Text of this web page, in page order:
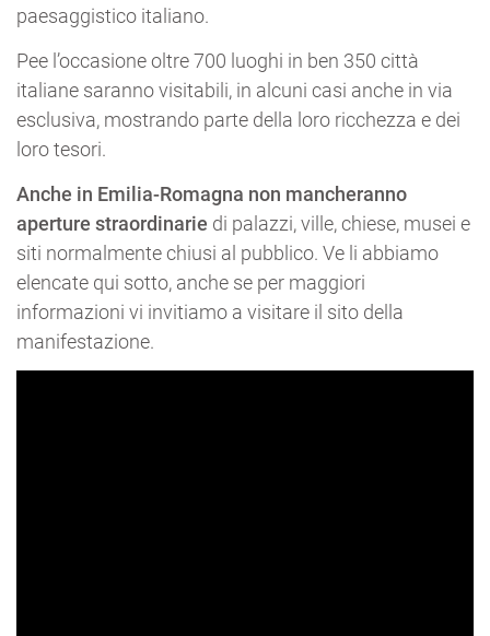
paesaggistico italiano.
Pee l’occasione oltre 700 luoghi in ben 350 città
italiane saranno visitabili, in alcuni casi anche in via
esclusiva, mostrando parte della loro ricchezza e dei
loro tesori.
Anche in Emilia-Romagna non mancheranno
aperture straordinarie di palazzi, ville, chiese, musei e
siti normalmente chiusi al pubblico. Ve li abbiamo
elencate qui sotto, anche se per maggiori
informazioni vi invitiamo a visitare il sito della
manifestazione.